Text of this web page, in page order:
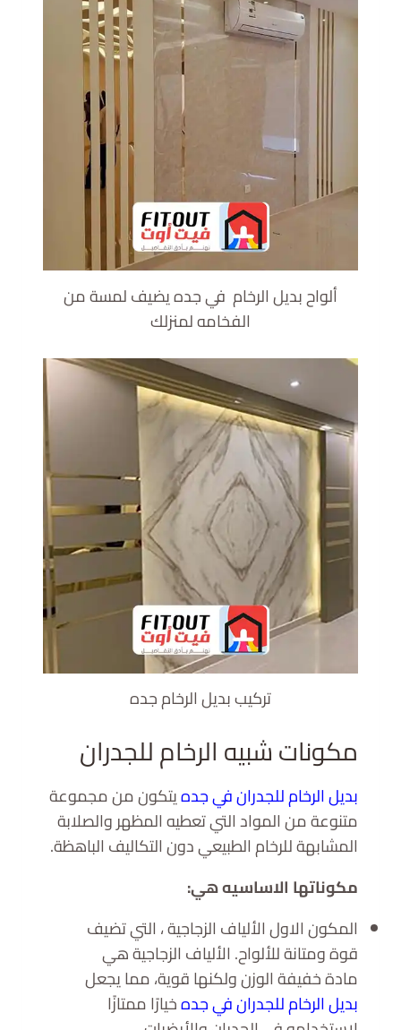
ألواح بديل الرخام في جده يضيف لمسة من
الفخامه لمنزلك
تركيب بديل الرخام جده
مكونات شبيه الرخام للجدران
بديل الرخام للجدران في جدهيتكون من مجموعة
متنوعة من المواد التي تعطيه المظهر والصلابة
المشابهة للرخام الطبيعي دون التكاليف الباهظة.
مكوناتها الاساسيه هي:
المكون الاول الألياف الزجاجية ، التي تضيف
قوة ومتانة للألواح. الألياف الزجاجية هي
مادة خفيفة الوزن ولكنها قوية، مما يجعل
بديل الرخام للجدران في جدهخيارًا ممتازًا